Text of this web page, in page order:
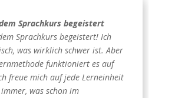
Sprachkurs begeistert
Sprachkurs begeistert! Ich
was wirklich schwer ist. Aber
funktioniert es auf
freue mich auf jede Lerneinheit
was schon im